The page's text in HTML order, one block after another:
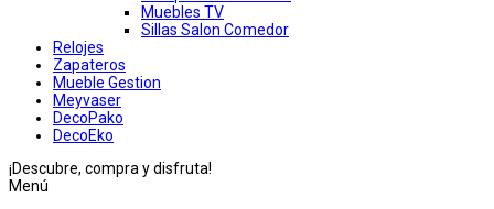
Muebles TV
Sillas Salon Comedor
Relojes
Zapateros
Mueble Gestion
Meyvaser
DecoPako
DecoEko
¡Descubre, compra y disfruta!
Menú